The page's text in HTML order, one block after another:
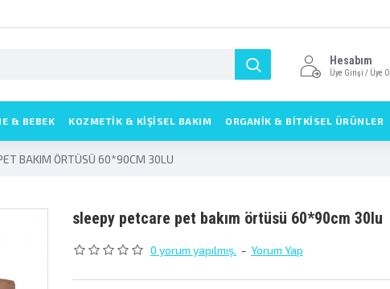
Hesabım
Üye Girişi / Üye Ol
& BEBEK KOZMETIK & KIŞISEL BAKIM ORGANİK & BİTKİSEL ÜRÜNLER
BAKIM ÖRTÜSÜ 60*90CM 30LU
sleepy petcare pet bakim örtüsü 60*90cm 30lu
0 yorum yapılmış. - Yorum Yap